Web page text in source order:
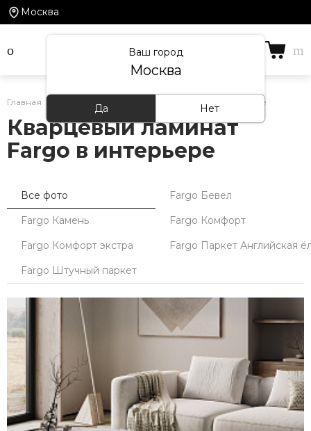
Москва
Ваш город
Москва
Да Нет
Главная Кварцевый ламинат Fargo — фото в интерьере
Кварцевый ламинат
Fargo в интерьере
Все фото
Fargo Бевел
Fargo Камень
Fargo Комфорт
Fargo Комфорт экстра
Fargo Паркет Английская
Fargo Штучный паркет